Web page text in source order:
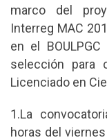
marco del
Interreg MAC
en el
selección para
Licenciado en
1.La
horas del